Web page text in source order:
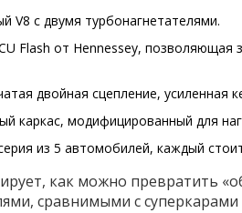
V8 с двумя турбонагнетателями.
Flash от Hennessey, позволяющая
двойная сцепление,
каркас, модифицированный для
из 5 автомобилей, каждый
как можно превратить
сравнимыми с